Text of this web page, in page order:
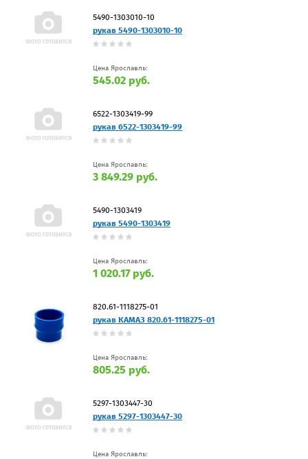
5490-1303010-10
рукав 5490-1303010-10
Цена Ярославль:
545.02 руб.
6522-1303419-99
рукав 6522-1303419-99
Цена Ярославль:
3 849.29 руб.
5490-1303419
рукав 5490-1303419
Цена Ярославль:
1 020.17 руб.
820.61-1118275-01
рукав КАМАЗ 820.61-1118275-01
Цена Ярославль:
805.25 руб.
5297-1303447-30
рукав 5297-1303447-30
Цена Ярославль: